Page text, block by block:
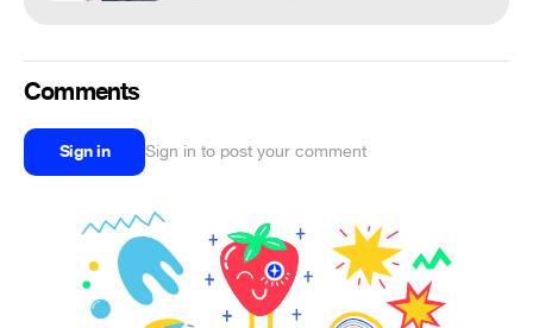
Comments
Sign in Sign in to post your comment